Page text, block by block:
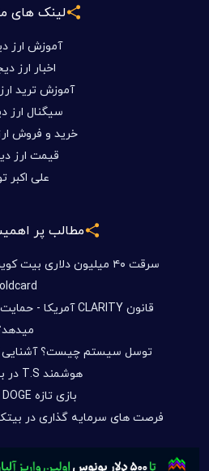
لینک های
آموزش ارز
اخبار ارز
آموزش ترید
سیگنال ارز
خرید و فروش
قیمت ارز
علی اکبر
مطالب پر
سرقت ۴۰ میلیون دلاری
توسل سیستم چیست؟ آشنایی
هوشمند T.S در بیتکس روم
بازی تازه DOGE شروع شد
فرصت های سرمایه گذاری در